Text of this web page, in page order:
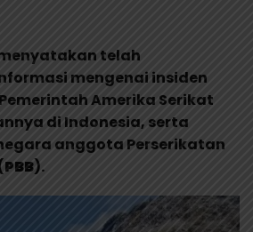
menyatakan telah
mengenai insiden
Amerika Serikat
di Indonesia, serta
anggota Perserikatan
PBB).